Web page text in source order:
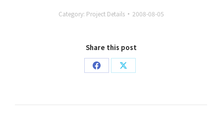
Category: Project Details 2008-08-05
Share this post
Share
Facebook
Share
X